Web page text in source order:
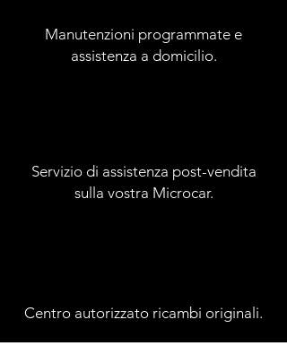
Manutenzioni programmate e
assistenza a domicilio.
Servizio di assistenza post-vendita
sulla vostra Microcar.
Centro autorizzato ricambi originali.